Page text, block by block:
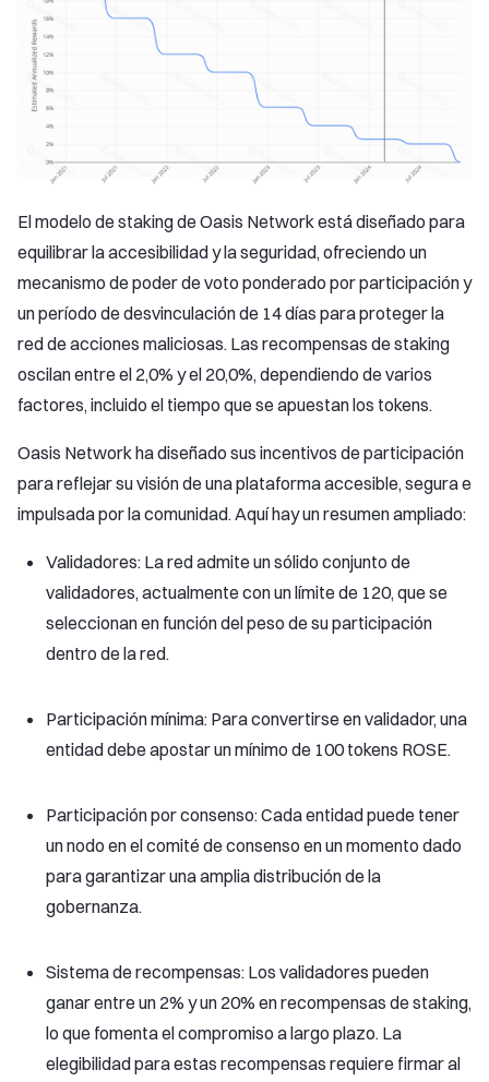
El modelo de staking de Oasis Network está diseñado para
equilibrar la accesibilidad y la seguridad, ofreciendo un
mecanismo de poder de voto ponderado por participación y
un período de desvinculación de 14 días para proteger la
red de acciones maliciosas. Las recompensas de staking
oscilan entre el 2,0% y el 20,0%, dependiendo de varios
factores, incluido el tiempo que se apuestan los tokens.
Oasis Network ha diseñado sus incentivos de participación
para reflejar su visión de una plataforma accesible, segura e
impulsada por la comunidad. Aquí hay un resumen ampliado:
Validadores: La red admite un sólido conjunto de
validadores, actualmente con un límite de 120, que se
seleccionan en función del peso de su participación
dentro de la red.
Participación mínima: Para convertirse en validador, una
entidad debe apostar un mínimo de 100 tokens ROSE.
Participación por consenso: Cada entidad puede tener
un nodo en el comité de consenso en un momento dado
para garantizar una amplia distribución de la
gobernanza.
Sistema de recompensas: Los validadores pueden
ganar entre un 2% y un 20% en recompensas de staking,
lo que fomenta el compromiso a largo plazo. La
elegibilidad para estas recompensas requiere firmar al